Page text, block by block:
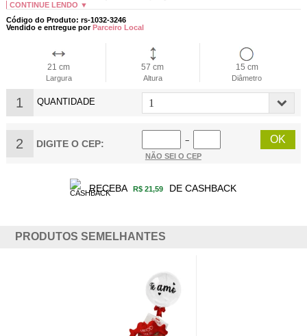
CONTINUE LENDO ▼
Código do Produto: rs-1032-3246
Vendido e entregue porParceiro Local
21 cm
Largura
57 cm
Altura
15 cm
Diâmetro
1 QUANTIDADE
2 DIGITE O CEP:
−
NÃO SEI O CEP
RECEBA R$ 21,59 DE CASHBACK
PRODUTOS SEMELHANTES